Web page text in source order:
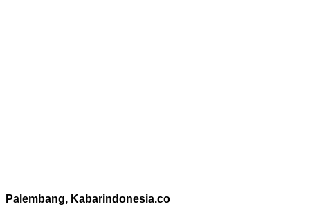
Palembang, Kabarindonesia.co